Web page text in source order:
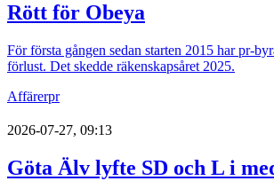
Rött för Obeya
För första gången sedan starten 2015 har pr-
förlust. Det skedde räkenskapsåret 2025.
Affärerpr
2026-07-27, 09:13
Göta Älv lyfte SD och L i